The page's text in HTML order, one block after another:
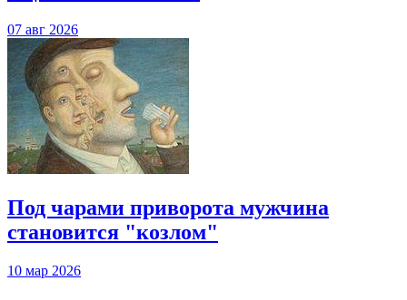
07 авг 2026
Под чарами приворота мужчина
становится "козлом"
10 мар 2026